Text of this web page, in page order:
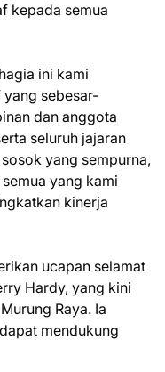
kepada semua
ini kami
sebesar-
dan anggota
seluruh jajaran
yang sempurna,
yang kami
kinerja
ucapan selamat
Hardy, yang kini
Raya. Ia
mendukung